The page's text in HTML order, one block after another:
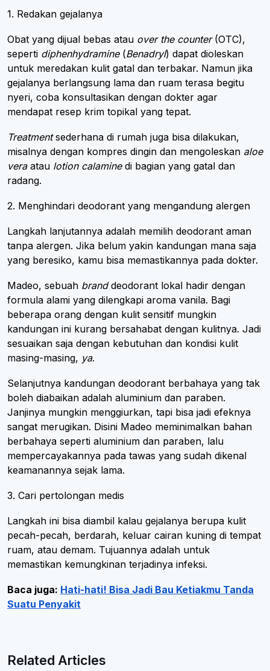
1. Redakan gejalanya
Obat yang dijual bebas atau over the counter (OTC),
seperti diphenhydramine (Benadryl) dapat dioleskan
untuk meredakan kulit gatal dan terbakar. Namun jika
gejalanya berlangsung lama dan ruam terasa begitu
nyeri, coba konsultasikan dengan dokter agar
mendapat resep krim topikal yang tepat.
Treatmentsederhana di rumah juga bisa dilakukan,
misalnya dengan kompres dingin dan mengoleskan aloe
vera atau lotion calamine di bagian yang gatal dan
radang.
2. Menghindari deodorant yang mengandung alergen
Langkah lanjutannya adalah memilih deodorant aman
tanpa alergen. Jika belum yakin kandungan mana saja
yang beresiko, kamu bisa memastikannya pada dokter.
Madeo, sebuah branddeodorant lokal hadir dengan
formula alami yang dilengkapi aroma vanila. Bagi
beberapa orang dengan kulit sensitif mungkin
kandungan ini kurang bersahabat dengan kulitnya. Jadi
sesuaikan saja dengan kebutuhan dan kondisi kulit
masing-masing, ya.
Selanjutnya kandungan deodorant berbahaya yang tak
boleh diabaikan adalah aluminium dan paraben.
Janjinya mungkin menggiurkan, tapi bisa jadi efeknya
sangat merugikan. Disini Madeo meminimalkan bahan
berbahaya seperti aluminium dan paraben, lalu
mempercayakannya pada tawas yang sudah dikenal
keamanannya sejak lama.
3. Cari pertolongan medis
Langkah ini bisa diambil kalau gejalanya berupa kulit
pecah-pecah, berdarah, keluar cairan kuning di tempat
ruam, atau demam. Tujuannya adalah untuk
memastikan kemungkinan terjadinya infeksi.
Baca juga: Hati-hati! Bisa Jadi Bau Ketiakmu Tanda
Suatu Penyakit
Related Articles